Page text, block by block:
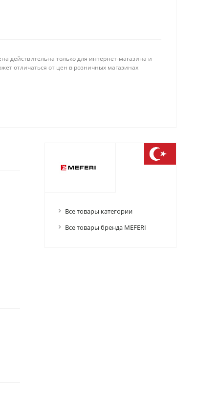
действительна только для интернет-магазина и
отличаться от цен в розничных магазинах
Все товары категории
Все товары бренда MEFERI